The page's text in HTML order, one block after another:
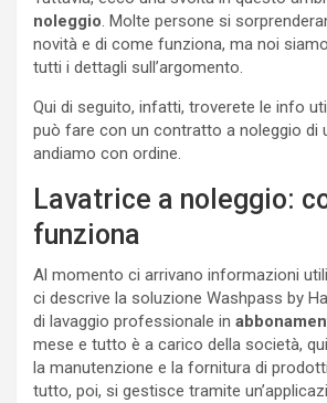
noleggio. Molte persone si
novità e di come funziona, ma noi
tutti i dettagli sull’argomento.
Qui di seguito, infatti, troverete le info
può fare con un contratto a noleggio di
andiamo con ordine.
Lavatrice a noleggio:
funziona
Al momento ci arrivano informazioni
ci descrive la soluzione Washpass by
di lavaggio professionale in
mese e tutto è a carico della società,
la manutenzione e la fornitura di prodotti
tutto, poi, si gestisce tramite